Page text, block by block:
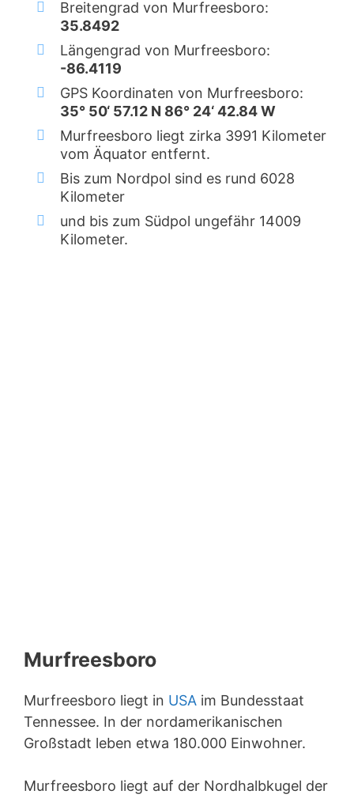
Breitengrad von Murfreesboro:
35.8492
Längengrad von Murfreesboro:
-86.4119
GPS Koordinaten von Murfreesboro:
35° 50‘ 57.12 N 86° 24‘ 42.84 W
Murfreesboro liegt zirka 3991 Kilometer
vom Äquator entfernt.
Bis zum Nordpol sind es rund 6028
Kilometer
und bis zum Südpol ungefähr 14009
Kilometer.
Murfreesboro
Murfreesboro liegt in USA im Bundesstaat
Tennessee. In der nordamerikanischen
Großstadt leben etwa 180.000 Einwohner.
Murfreesboro liegt auf der Nordhalbkugel der